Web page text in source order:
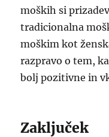
moških si
tradicionalna
moškim kot
razpravo o tem,
bolj pozitivne in
Zaključek